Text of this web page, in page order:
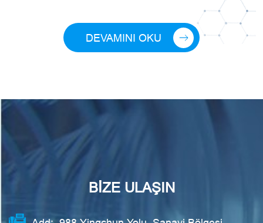
DEVAMINI OKU
BIZE ULAŞIN